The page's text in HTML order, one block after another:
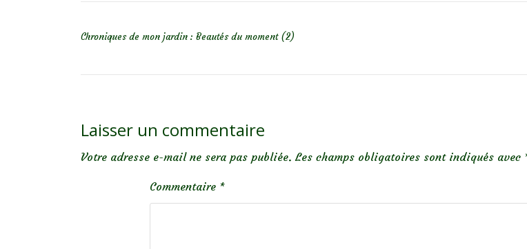
Chroniques de mon jardin : Beautés du moment (2)
Laisser un commentaire
Votre adresse e-mail ne sera pas publiée. Les champs obligatoires sont indiqués avec
Commentaire *